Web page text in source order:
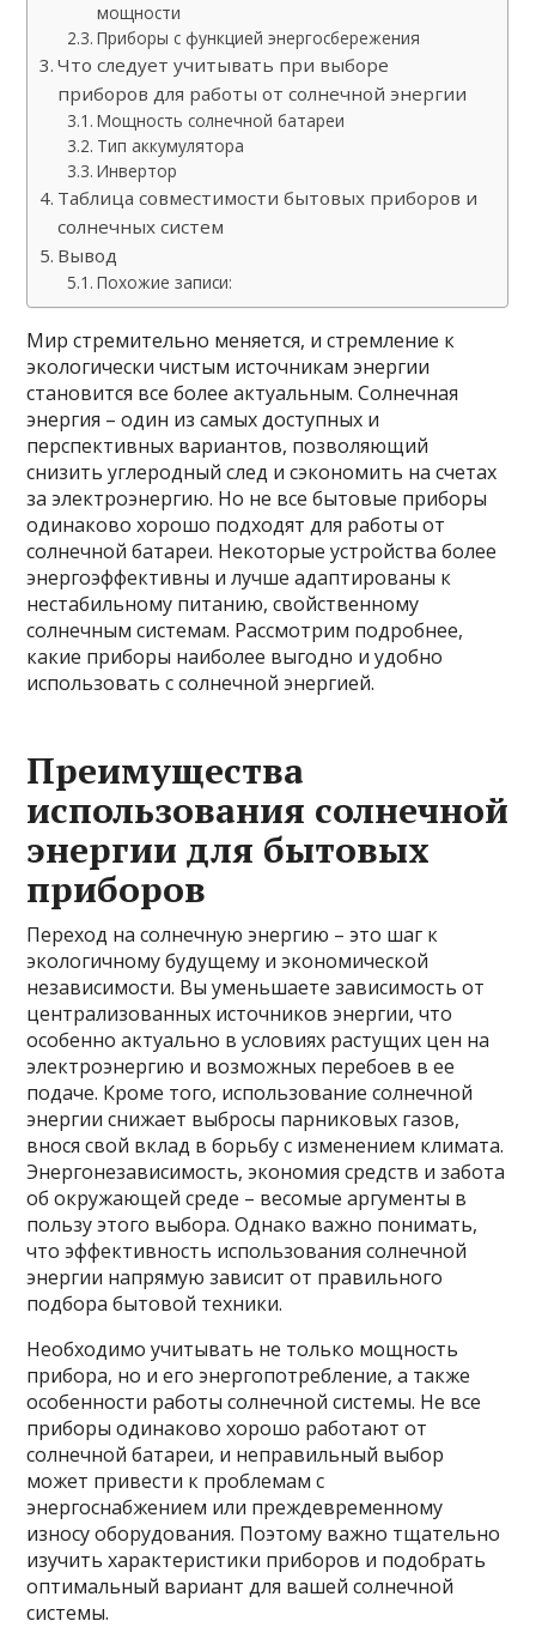
мощности
Приборы с функцией энергосбережения
Что следует учитывать при выборе
приборов для работы от солнечной энергии
Мощность солнечной батареи
Тип аккумулятора
Инвертор
Таблица совместимости бытовых приборов и
солнечных систем
Вывод
Похожие записи:
Мир стремительно меняется, и стремление к
экологически чистым источникам энергии
становится все более актуальным. Солнечная
энергия – один из самых доступных и
перспективных вариантов, позволяющий
снизить углеродный след и сэкономить на счетах
за электроэнергию. Но не все бытовые приборы
одинаково хорошо подходят для работы от
солнечной батареи. Некоторые устройства более
энергоэффективны и лучше адаптированы к
нестабильному питанию, свойственному
солнечным системам. Рассмотрим подробнее,
какие приборы наиболее выгодно и удобно
использовать с солнечной энергией.
Преимущества
использования солнечной
энергии для бытовых
приборов
Переход на солнечную энергию – это шаг к
экологичному будущему и экономической
независимости. Вы уменьшаете зависимость от
централизованных источников энергии, что
особенно актуально в условиях растущих цен на
электроэнергию и возможных перебоев в ее
подаче. Кроме того, использование солнечной
энергии снижает выбросы парниковых газов,
внося свой вклад в борьбу с изменением климата.
Энергонезависимость, экономия средств и забота
об окружающей среде – весомые аргументы в
пользу этого выбора. Однако важно понимать,
что эффективность использования солнечной
энергии напрямую зависит от правильного
подбора бытовой техники.
Необходимо учитывать не только мощность
прибора, но и его энергопотребление, а также
особенности работы солнечной системы. Не все
приборы одинаково хорошо работают от
солнечной батареи, и неправильный выбор
может привести к проблемам с
энергоснабжением или преждевременному
износу оборудования. Поэтому важно тщательно
изучить характеристики приборов и подобрать
оптимальный вариант для вашей солнечной
системы.